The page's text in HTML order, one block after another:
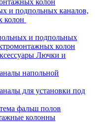
и подпольных каналов,
колон
и подпольных
колон
Лючки и
напольной
для установки под
фальш полов
колонны